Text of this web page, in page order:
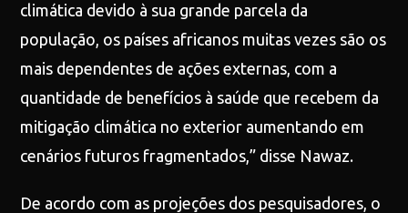
climática devido à sua grande parcela da
população, os países africanos muitas vezes são os
mais dependentes de ações externas, com a
quantidade de benefícios à saúde que recebem da
mitigação climática no exterior aumentando em
cenários futuros fragmentados,” disse Nawaz.
De acordo com as projeções dos pesquisadores, o